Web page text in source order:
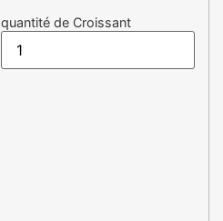
quantité de Croissant